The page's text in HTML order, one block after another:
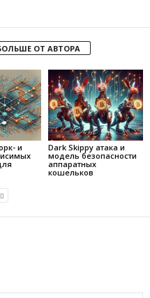
ОТ АВТОРА
и
Dark Skippy атака и
модель безопасности
аппаратных
кошельков